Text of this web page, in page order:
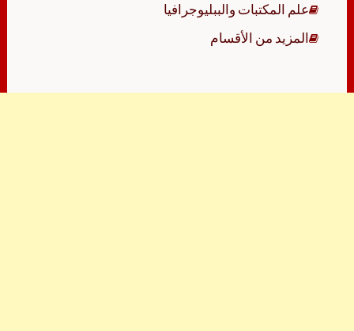
علم المكتبات والببليوجرافيا
المزيد من الأقسام